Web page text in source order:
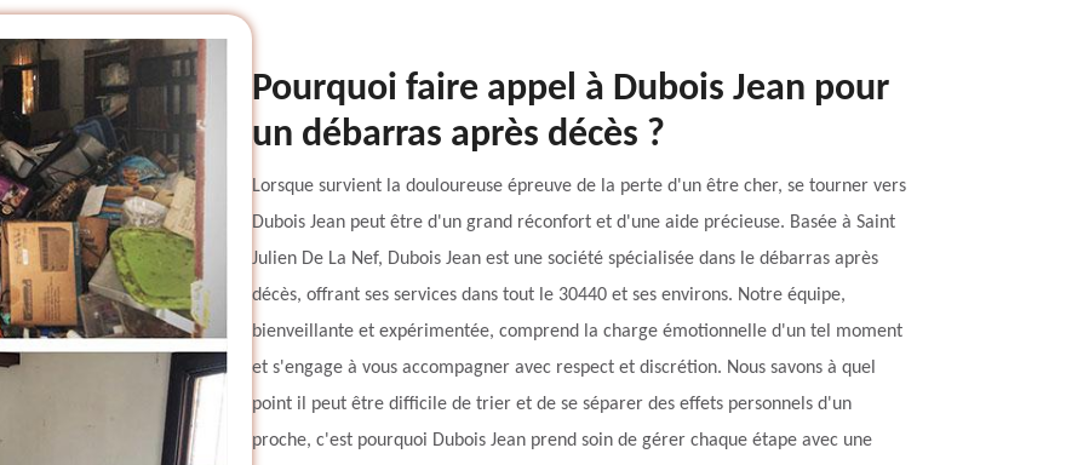
Pourquoi faire appel à Dubois Jean pour
un débarras après décès ?
Lorsque survient la douloureuse épreuve de la perte d'un être cher, se tourner vers
Dubois Jean peut être d'un grand réconfort et d'une aide précieuse. Basée à Saint
Julien De La Nef, Dubois Jean est une société spécialisée dans le débarras après
décès, offrant ses services dans tout le 30440 et ses environs. Notre équipe,
bienveillante et expérimentée, comprend la charge émotionnelle d'un tel moment
et s'engage à vous accompagner avec respect et discrétion. Nous savons à quel
point il peut être difficile de trier et de se séparer des effets personnels d'un
proche, c'est pourquoi Dubois Jean prend soin de gérer chaque étape avec une